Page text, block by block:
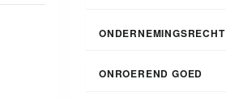
ONDERNEMINGSRECHT
ONROEREND GOED